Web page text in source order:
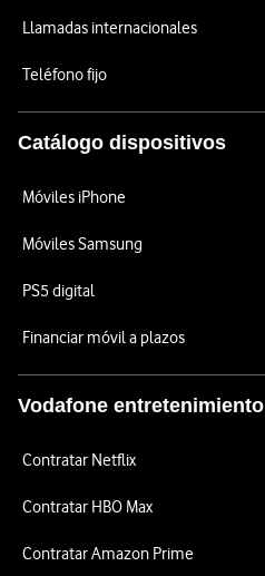
Llamadas internacionales
Teléfono fijo
Catálogo dispositivos
Móviles iPhone
Móviles Samsung
PS5 digital
Financiar móvil a plazos
Vodafone entretenimiento
Contratar Netflix
Contratar HBO Max
Contratar Amazon Prime